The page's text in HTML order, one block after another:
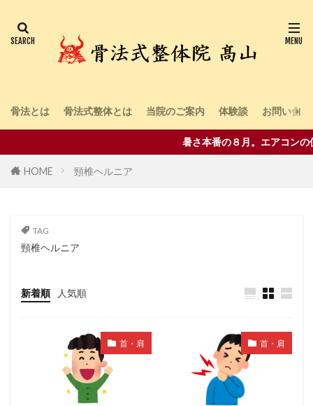
骨法とは 骨法式整体とは 当院のご案内 体験談 お問い合わ
暑さ本番の８月。エアコンの
HOME 頸椎ヘルニア
TAG
頸椎ヘルニア
新着順 人気順
首・肩 首・肩